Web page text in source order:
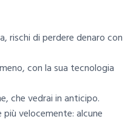
rischi di perdere denaro con
con la sua tecnologia
che vedrai in anticipo.
velocemente: alcune